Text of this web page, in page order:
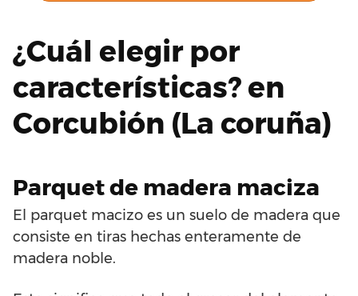
¿Cuál elegir por
características? en
Corcubión (La coruña)
Parquet de madera maciza
El parquet macizo es un suelo de madera que
consiste en tiras hechas enteramente de
madera noble.